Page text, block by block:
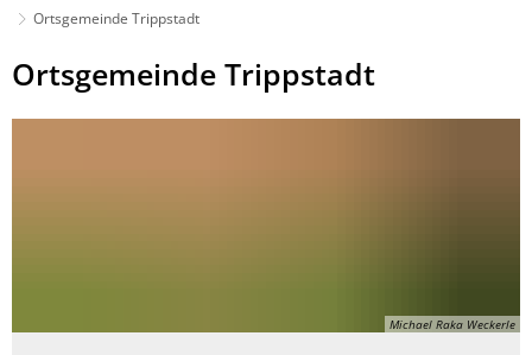
Ortsgemeinde Trippstadt
Ortsgemeinde
Trippstadt
Ortsgemeinde Trippstadt
Michael Raka Weckerle